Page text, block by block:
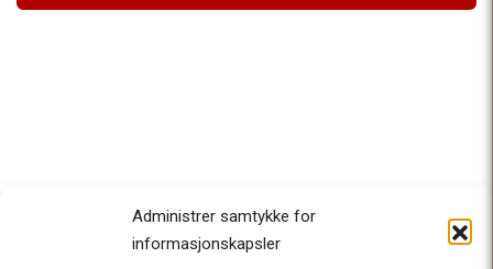
Administrer samtykke for
informasjonskapsler